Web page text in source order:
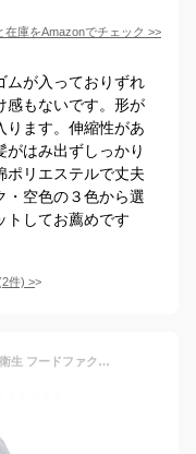
在庫をAmazonでチェック >>
ムが入っておりずれ
感もないです。形が
ります。伸縮性があ
がはみ出ずしっかり
ポリエステルで丈夫
・空色の３色から選
トしてお薦めです
2件) >
ヘアーネット(2枚入) 470-10 食品工場 衛生 フードファクトリー ヘアネット ユニフォーム KAZEN カゼン